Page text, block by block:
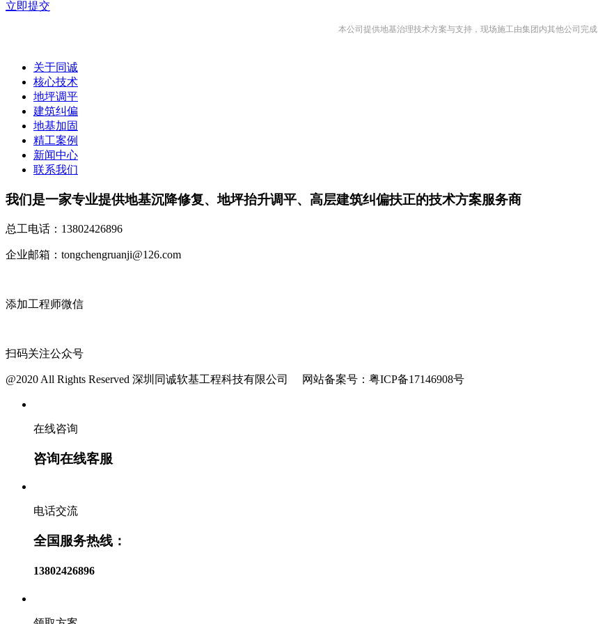
立即提交
本公司提供地基治理技术方案与支持，现场施工由集团内其他公司完成
关于同诚
核心技术
地坪调平
建筑纠偏
地基加固
精工案例
新闻中心
联系我们
我们是一家专业提供地基沉降修复、地坪抬升调平、高层建筑纠偏扶正的技术方案服务商
总工电话： 13802426896
企业邮箱： tongchengruanji@126.com
添加工程师微信
扫码关注公众号
@2020 All Rights Reserved 深圳同诚软基工程科技有限公司 网站备案号：粤ICP备17146908号
在线咨询
咨询在线客服
电话交流
全国服务热线：
13802426896